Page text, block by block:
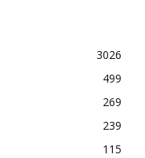
3026
499
269
239
115